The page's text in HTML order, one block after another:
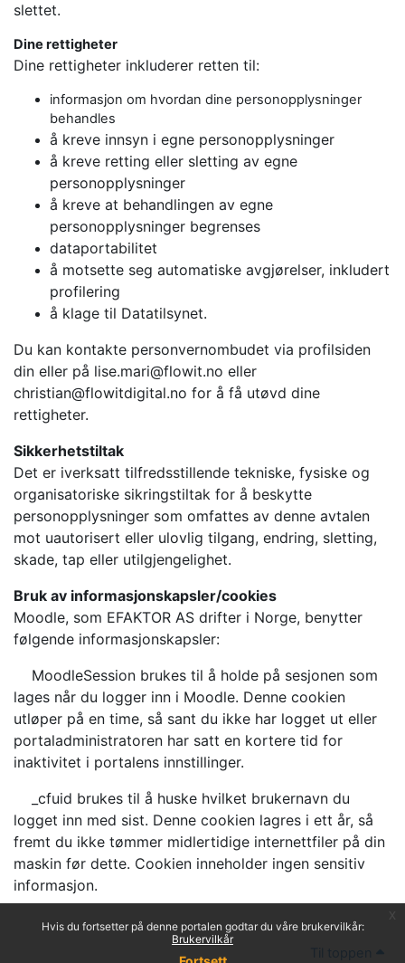
Hvis du fortsetter på denne portalen godtar du våre brukervilkår:
Brukervilkår
slettet.
Dine rettigheter
Dine rettigheter inkluderer retten til:
informasjon om hvordan dine personopplysninger
behandles
å kreve innsyn i egne personopplysninger
å kreve retting eller sletting av egne
personopplysninger
å kreve at behandlingen av egne
personopplysninger begrenses
dataportabilitet
å motsette seg automatiske avgjørelser, inkludert
profilering
å klage til Datatilsynet.
Du kan kontakte personvernombudet via profilsiden
din eller på lise.mari@flowit.no eller
christian@flowitdigital.no for å få utøvd dine
rettigheter.
Sikkerhetstiltak
Det er iverksatt tilfredsstillende tekniske, fysiske og
organisatoriske sikringstiltak for å beskytte
personopplysninger som omfattes av denne avtalen
mot uautorisert eller ulovlig tilgang, endring, sletting,
skade, tap eller utilgjengelighet.
Bruk av informasjonskapsler/cookies
Moodle, som EFAKTOR AS drifter i Norge, benytter
følgende informasjonskapsler:
MoodleSession brukes til å holde på sesjonen som
lages når du logger inn i Moodle. Denne cookien
utløper på en time, så sant du ikke har logget ut eller
portaladministratoren har satt en kortere tid for
inaktivitet i portalens innstillinger.
_cfuid brukes til å huske hvilket brukernavn du
logget inn med sist. Denne cookien lagres i ett år, så
fremt du ikke tømmer midlertidige internettfiler på din
maskin før dette. Cookien inneholder ingen sensitiv
informasjon.
Til toppen